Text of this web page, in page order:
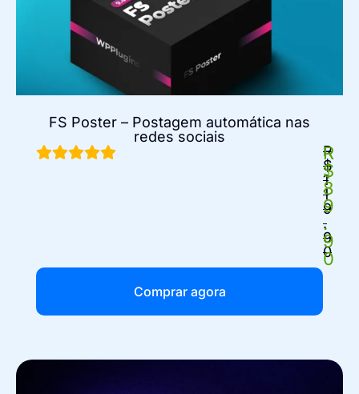
FS Poster – Postagem automática nas
redes sociais
R
$
1
1
9
.
9
0
R
$
8
9
.
9
0
Comprar agora